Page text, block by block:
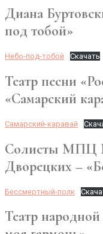
Диана
под тобой»
Небо-под-тобой Скачать
Театр песни
«Самарский
Самарский-каравай
Солисты МПЦ
Дворецких –
Бессмертный-полк
Театр